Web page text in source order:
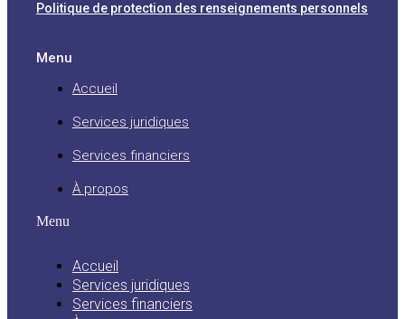
Politique de protection des renseignements personnels
Menu
Accueil
Services juridiques
Services financiers
À propos
Menu
Accueil
Services juridiques
Services financiers